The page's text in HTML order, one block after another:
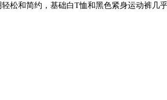
和简约，基础白T恤和黑色紧身运动裤几